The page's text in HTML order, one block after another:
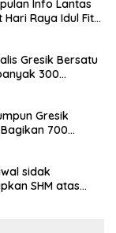
Info Lantas
Hari Raya Idul Fitri
Gresik Bersatu
300
Gresik
Bagikan 700
sidak
SHM atas